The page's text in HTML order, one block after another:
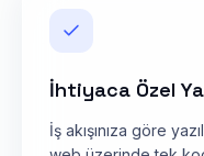
İhtiyaca Özel
İş akışınıza göre